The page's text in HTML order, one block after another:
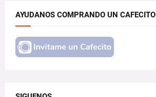
AYUDANOS COMPRANDO UN CAFECITO